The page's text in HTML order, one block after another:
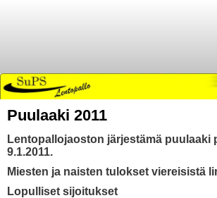
Puulaaki 2011
Lentopallojaoston järjestämä puulaaki
9.1.2011.
Miesten ja naisten tulokset viereisistä
Lopulliset sijoitukset